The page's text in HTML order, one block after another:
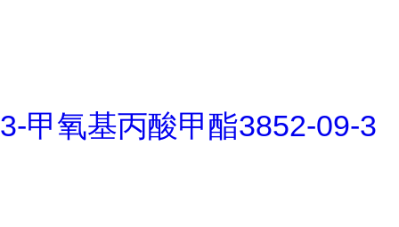
3-甲氧基丙酸甲酯3852-09-3